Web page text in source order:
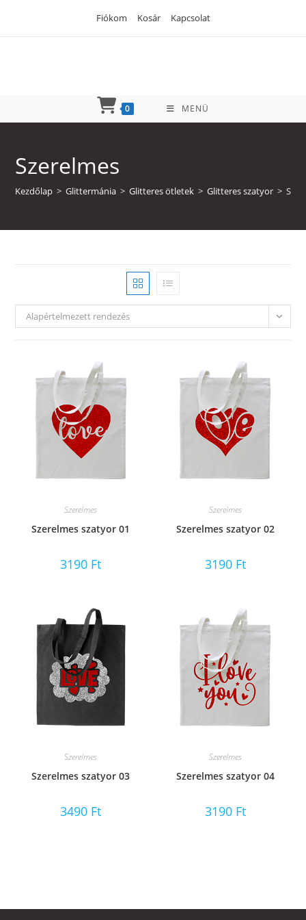
Fiókom Kosár Kapcsolat
0 MENÜ
Szerelmes
Kezdőlap > Glittermánia > Glitteres ötletek > Glitteres szatyor >
Alapértelmezett rendezés
Szerelmes
Szerelmes szatyor 01
3190 Ft
Szerelmes
Szerelmes szatyor 02
3190 Ft
Szerelmes
Szerelmes szatyor 03
3490 Ft
Szerelmes
Szerelmes szatyor 04
3190 Ft